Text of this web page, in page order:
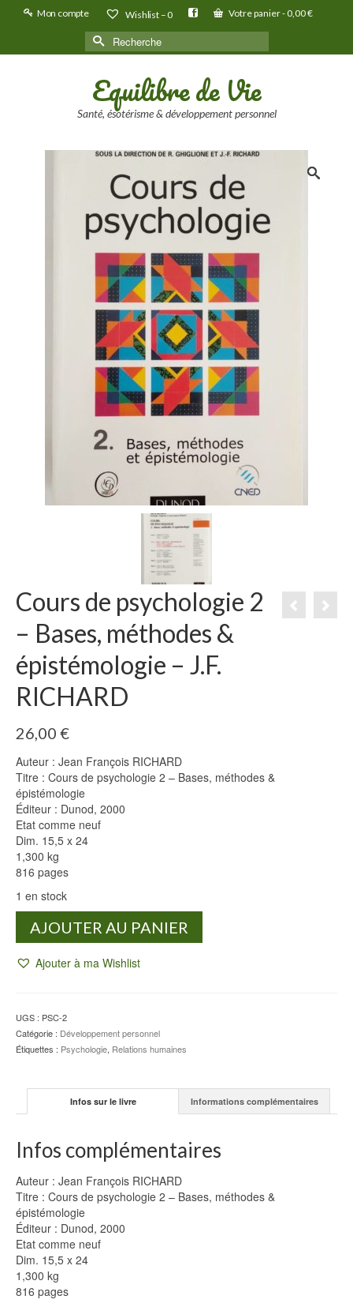
Mon compte Wishlist –0 Votre panier-0,00€
Rechercher :
Equilibre de Vie
Santé, ésotérisme & développement personnel
Cours de psychologie 2
– Bases, méthodes &
épistémologie – J.F.
RICHARD
26,00 €
Auteur : Jean François RICHARD
Titre : Cours de psychologie 2 – Bases, méthodes &
épistémologie
Éditeur : Dunod, 2000
Etat comme neuf
Dim. 15,5 x 24
1,300 kg
816 pages
1 en stock
de
-
Bases,
méthodes
AJOUTER AU PANIER
Ajouter à ma Wishlist
UGS : PSC-2
Catégorie : Développement personnel
Étiquettes : Psychologie, Relations humaines
Infos sur le livre Informations complémentaires
Infos complémentaires
Auteur : Jean François RICHARD
Titre : Cours de psychologie 2 – Bases, méthodes &
épistémologie
Éditeur : Dunod, 2000
Etat comme neuf
Dim. 15,5 x 24
1,300 kg
816 pages